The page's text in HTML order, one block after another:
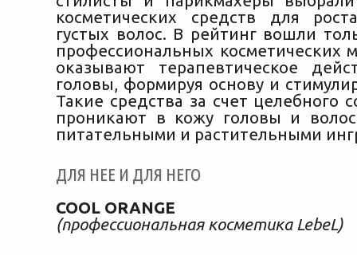
косметических средств для
густых волос. В рейтинг вошли
профессиональных косметических
оказывают терапевтическое
головы, формируя основу и
Такие средства за счет целебного
проникают в кожу головы и
питательными и растительными
ДЛЯ НЕЕ И ДЛЯ НЕГО
COOL ORANGE
(профессиональная косметика LebeL)